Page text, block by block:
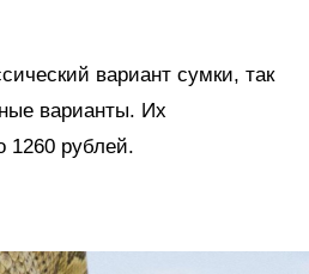
вариант сумки, так
варианты. Их
1260 рублей.